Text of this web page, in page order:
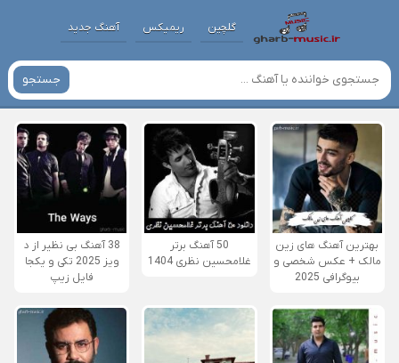
گلچین ریمیکس آهنگ جدید
جستجو
بهترین آهنگ های زین
مالک + عکس شخصی و
بیوگرافی 2025
50 آهنگ برتر
غلامحسین نظری 1404
38 آهنگ بی نظیر از د
ویز 2025 تکی و یکجا
فایل زیپ